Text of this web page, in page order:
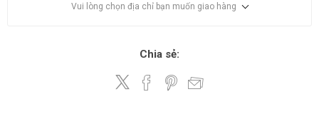
Vui lòng chọn địa chỉ bạn muốn giao hàng
Chia sẻ: